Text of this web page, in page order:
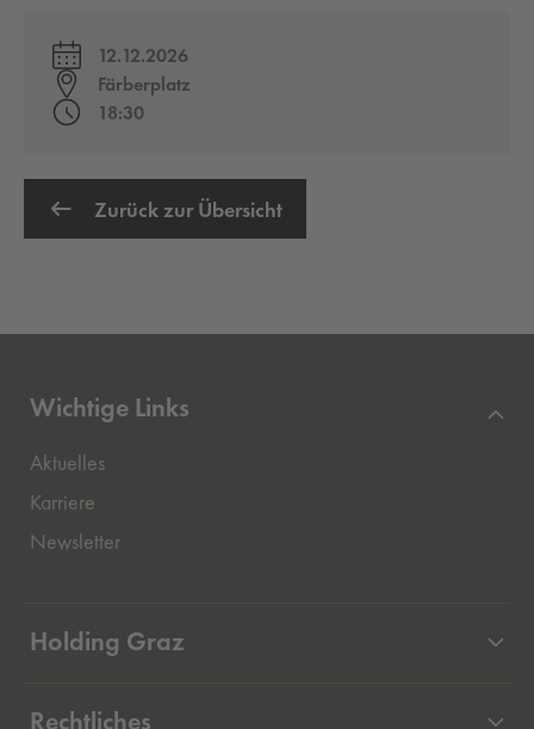
12.12.2026
Färberplatz
18:30
Zurück zur Übersicht
Wichtige Links
Aktuelles
Karriere
Newsletter
Holding Graz
Rechtliches